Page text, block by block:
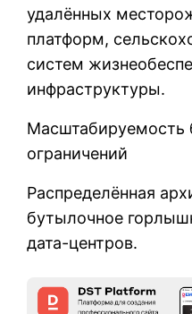
удалённых
платформ,
систем
инфраструктуры.
Масштабируемость
ограничений
Распределённая
бутылочное
дата-центров.